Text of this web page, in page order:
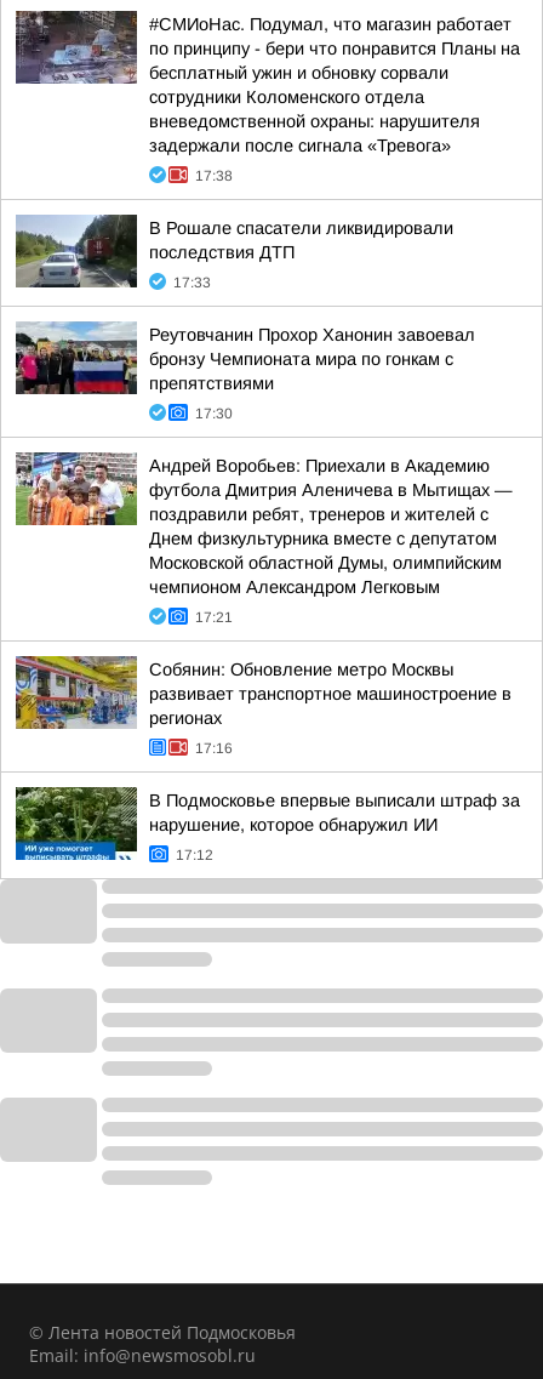
#СМИоНас. Подумал, что магазин работает
по принципу - бери что понравится Планы на
бесплатный ужин и обновку сорвали
сотрудники Коломенского отдела
вневедомственной охраны: нарушителя
задержали после сигнала «Тревога»
17:38
В Рошале спасатели ликвидировали
последствия ДТП
17:33
Реутовчанин Прохор Ханонин завоевал
бронзу Чемпионата мира по гонкам с
препятствиями
17:30
Андрей Воробьев: Приехали в Академию
футбола Дмитрия Аленичева в Мытищах —
поздравили ребят, тренеров и жителей с
Днем физкультурника вместе с депутатом
Московской областной Думы, олимпийским
чемпионом Александром Легковым
17:21
Собянин: Обновление метро Москвы
развивает транспортное машиностроение в
регионах
17:16
В Подмосковье впервые выписали штраф за
нарушение, которое обнаружил ИИ
17:12
© Лента новостей Подмосковья
Email: info@newsmosobl.ru